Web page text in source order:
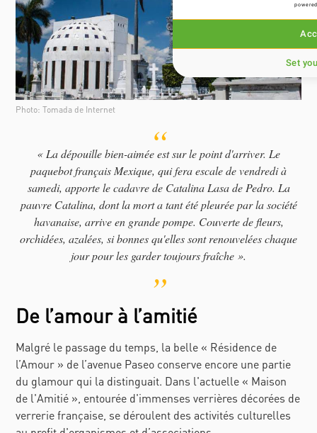
Photo: Tomada de Internet
« La dépouille bien-aimée est sur le point d'arriver. Le
paquebot français Mexique, qui fera escale de vendredi à
samedi, apporte le cadavre de Catalina Lasa de Pedro. La
pauvre Catalina, dont la mort a tant été pleurée par la société
havanaise, arrive en grande pompe. Couverte de fleurs,
orchidées, azalées, si bonnes qu'elles sont renouvelées chaque
jour pour les garder toujours fraîche ».
De l’amour à l’amitié
Malgré le passage du temps, la belle « Résidence de
l’Amour » de l’avenue Paseo conserve encore une partie
du glamour qui la distinguait. Dans l'actuelle « Maison
de l'Amitié », entourée d'immenses verrières décorées de
verrerie française, se déroulent des activités culturelles
Set